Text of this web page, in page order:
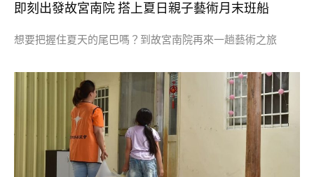
即刻出發故宮南院 搭上夏日親子藝術月末班船
想要把握住夏天的尾巴嗎？到故宮南院再來一趟藝術之旅